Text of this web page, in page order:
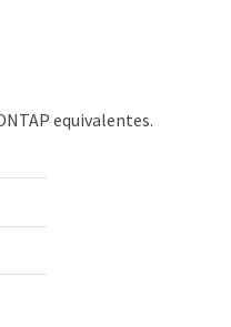
equivalentes.